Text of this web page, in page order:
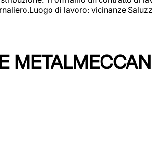
di lavoro: vicinanze